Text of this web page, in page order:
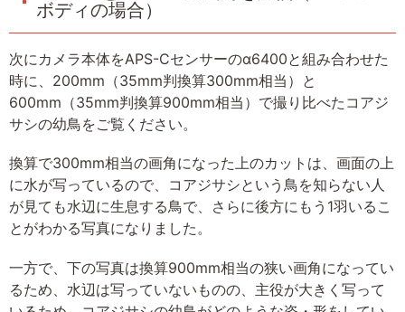
ボディの場合）
次にカメラ本体をAPS-Cセンサーのα6400と組み合わせた
時に、200mm（35mm判換算300mm相当）と
600mm（35mm判換算900mm相当）で撮り比べたコアジ
サシの幼鳥をご覧ください。
換算で300mm相当の画角になった上のカットは、画面の上
に水が写っているので、コアジサシという鳥を知らない人
が見ても水辺に生息する鳥で、さらに後方にもう1羽いるこ
とがわかる写真になりました。
一方で、下の写真は換算900mm相当の狭い画角になってい
るため、水辺は写っていないものの、主役が大きく写って